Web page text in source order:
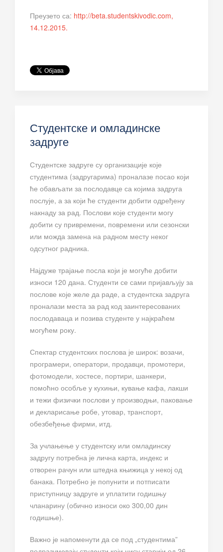
Преузето са: http://beta.studentskivodic.com,
14.12.2015.
Студентске и омладинске
задруге
Студентске задруге су организације које
студентима (задругарима) проналазе посао који
ће обављати за послодавце са којима задруга
послује, а за који ће студенти добити одређену
накнаду за рад. Послови које студенти могу
добити су привремени, повремени или сезонски
или можда замена на радном месту неког
одсутног радника.
Најдуже трајање посла који је могуће добити
износи 120 дана. Студенти се сами пријављују за
послове које желе да раде, а студентска задруга
проналази места за рад код заинтересованих
послодаваца и позива студенте у најкраћем
могућем року.
Спектар студентских послова је широк: возачи,
програмери, оператори, продавци, промотери,
фотомодели, хостесе, портири, шанкери,
помоћно особље у кухињи, кување кафа, лакши
и тежи физички послови у производњи, паковање
и декларисање робе, утовар, транспорт,
обезбеђење фирми, итд.
За учлањење у студентску или омладинску
задругу потребна је лична карта, индекс и
отворен рачун или штедна књижица у некој од
банака. Потребно је попунити и потписати
приступницу задруге и уплатити годишњу
чланарину (обично износи око 300,00 дин
годишње).
Важно је напоменути да се под „студентима”